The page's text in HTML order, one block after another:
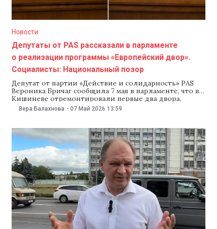
Новости
Депутаты от PAS рассказали в парламенте
о реализации программы «Европейский двор».
Социалисты: Национальный позор
Депутат от партии «Действие и солидарность» PAS
Вероника Бричаг сообщила 7 мая в парламенте, что в
Кишиневе отремонтировали первые два двора,
включенные в программу «Европейский двор». По
словам депутата, в ближайшее время в столичном
открытие обновленных дворов. Оппозиция
встретила объявление Бричаг критикой. Депутат от
Партии социалистов
Вера Балахнова - 07 Май 2026 13:59